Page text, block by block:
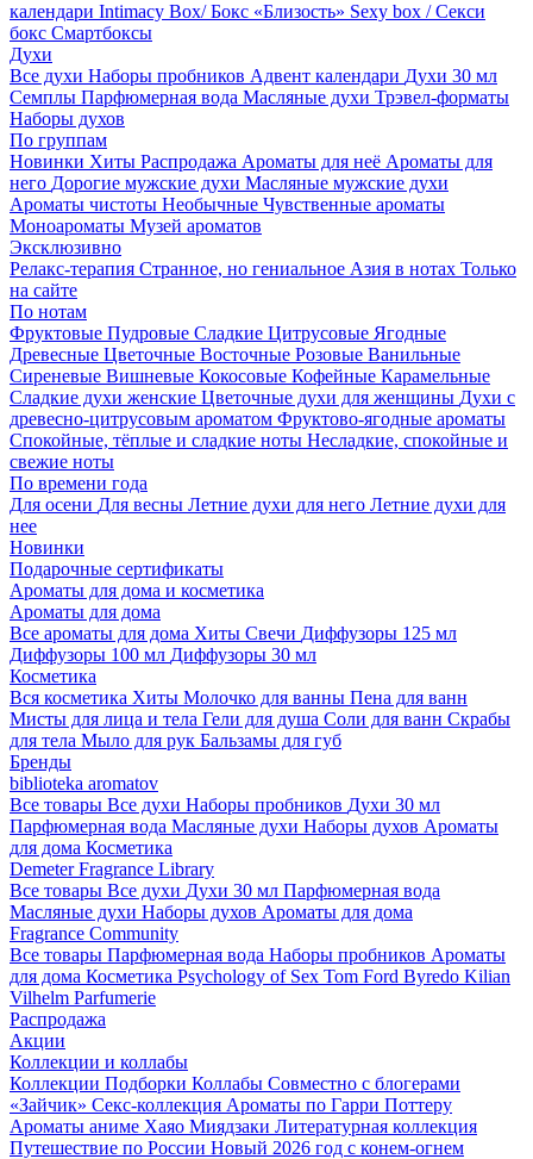
календари Intimacy Box/ Бокс «Близость» Sexy box / Секси
бокс Смартбоксы
Духи
Все духи Наборы пробников Адвент календари Духи 30 мл
Семплы Парфюмерная вода Масляные духи Трэвел-форматы
Наборы духов
По группам
Новинки Хиты Распродажа Ароматы для неё Ароматы для
него Дорогие мужские духи Масляные мужские духи
Ароматы чистоты Необычные Чувственные ароматы
Моноароматы Музей ароматов
Эксклюзивно
Релакс-терапия Странное, но гениальное Азия в нотах Только
на сайте
По нотам
Фруктовые Пудровые Сладкие Цитрусовые Ягодные
Древесные Цветочные Восточные Розовые Ванильные
Сиреневые Вишневые Кокосовые Кофейные Карамельные
Сладкие духи женские Цветочные духи для женщины Духи с
древесно-цитрусовым ароматом Фруктово-ягодные ароматы
Спокойные, тёплые и сладкие ноты Несладкие, спокойные и
свежие ноты
По времени года
Для осени Для весны Летние духи для него Летние духи для
нее
Новинки
Подарочные сертификаты
Ароматы для дома и косметика
Ароматы для дома
Все ароматы для дома Хиты Свечи Диффузоры 125 мл
Диффузоры 100 мл Диффузоры 30 мл
Косметика
Вся косметика Хиты Молочко для ванны Пена для ванн
Мисты для лица и тела Гели для душа Соли для ванн Скрабы
для тела Мыло для рук Бальзамы для губ
Бренды
biblioteka aromatov
Все товары Все духи Наборы пробников Духи 30 мл
Парфюмерная вода Масляные духи Наборы духов Ароматы
для дома Косметика
Demeter Fragrance Library
Все товары Все духи Духи 30 мл Парфюмерная вода
Масляные духи Наборы духов Ароматы для дома
Fragrance Community
Все товары Парфюмерная вода Наборы пробников Ароматы
для дома Косметика Psychology of Sex Tom Ford Byredo Kilian
Vilhelm Parfumerie
Распродажа
Акции
Коллекции и коллабы
Коллекции Подборки Коллабы Совместно с блогерами
«Зайчик» Секс-коллекция Ароматы по Гарри Поттеру
Ароматы аниме Хаяо Миядзаки Литературная коллекция
Путешествие по России Новый 2026 год с конем-огнем